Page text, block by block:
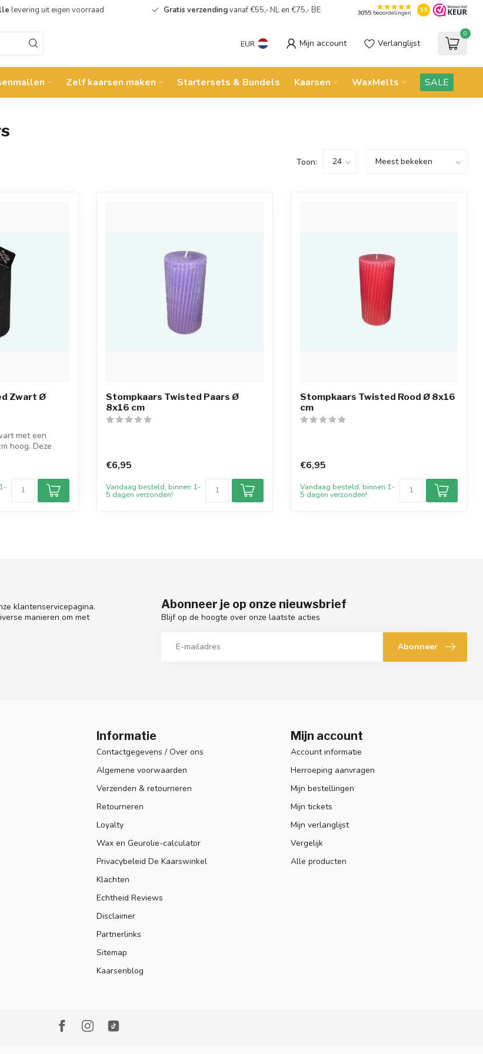
levering uit eigen voorraad Gratis verzendingvanaf €55,- NL en €75,- BE 3055beoordelingen 9.5
EUR Mijn account Verlanglijst
0
Zelf kaarsen maken Startersets & Bundels Kaarsen WaxMelts SALE
Toon:
Zwart Ø
met een
hoog. Deze
Stompkaars Twisted Paars Ø
8x16 cm
€6,95
Vandaag besteld, binnen 1-
5 dagen verzonden!
Stompkaars Twisted Rood Ø 8x16
cm
€6,95
Vandaag besteld, binnen 1-
5 dagen verzonden!
klantenservicepagina.
manieren om met
Abonneer je op onze nieuwsbrief
Blijf op de hoogte over onze laatste acties
Abonneer
Informatie
Contactgegevens / Over ons
Algemene voorwaarden
Verzenden & retourneren
Retourneren
Loyalty
Wax en Geurolie-calculator
Privacybeleid De Kaarswinkel
Klachten
Echtheid Reviews
Disclaimer
Partnerlinks
Sitemap
Kaarsenblog
Mijn account
Account informatie
Herroeping aanvragen
Mijn bestellingen
Mijn tickets
Mijn verlanglijst
Vergelijk
Alle producten